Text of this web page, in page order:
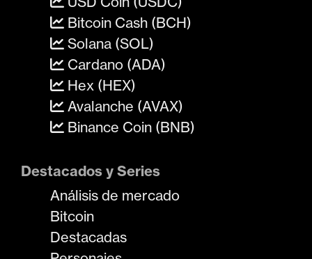
Bitcoin Cash (BCH)
Solana (SOL)
Cardano (ADA)
Hex (HEX)
Avalanche (AVAX)
Binance Coin (BNB)
Destacados y Series
Análisis de mercado
Bitcoin
Destacadas